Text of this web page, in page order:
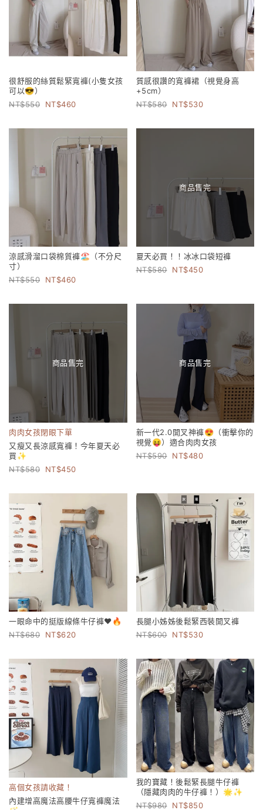
很舒服的絲質鬆緊寬褲(小隻女孩
可以😎）
550
460
質感很讚的寬褲裙（視覺身高
+5cm）
580
530
涼感滑溜口袋棉質褲🏖️（不分尺
寸）
550
460
商品售完
夏天必買！！冰冰口袋短褲
580
450
商品售完
肉肉女孩閉眼下單
又瘦又長涼感寬褲！今年夏天必
買✨
580
450
商品售完
新一代2.0開叉神褲😍（衝擊你的
視覺😝）適合肉肉女孩
590
480
一眼命中的挺版線條牛仔褲❤️🔥
680
620
長腿小姊姊後鬆緊西裝開叉褲
600
530
高個女孩請收藏！
內建增高魔法高腰牛仔寬褲魔法
我的寶藏！後鬆緊長腿牛仔褲
（隱藏肉肉的牛仔褲！）🌟✨
980
850